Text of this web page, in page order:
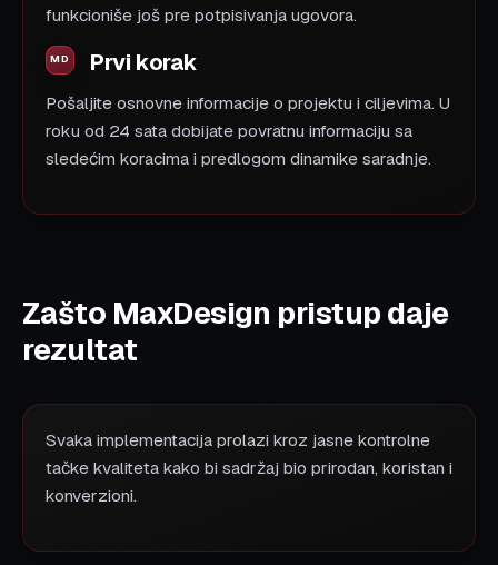
funkcioniše još pre potpisivanja ugovora.
Prvi korak
Pošaljite osnovne informacije o projektu i ciljevima. U
roku od 24 sata dobijate povratnu informaciju sa
sledećim koracima i predlogom dinamike saradnje.
Zašto MaxDesign pristup daje
rezultat
Svaka implementacija prolazi kroz jasne kontrolne
tačke kvaliteta kako bi sadržaj bio prirodan, koristan i
konverzioni.